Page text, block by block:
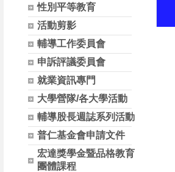
性別平等教育
活動剪影
輔導工作委員會
申訴評議委員會
就業資訊專門
大學營隊/各大學活動
輔導股長週誌系列活動
普仁基金會申請文件
宏達獎學金暨品格教育
團體課程